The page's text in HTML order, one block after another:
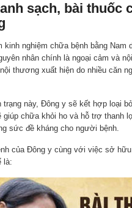
sạch, bài
kinh nghiệm chữa bệnh bằng
nhân chính là ngoại cảm và
thương xuất hiện do nhiều căn
này, Đông y sẽ kết hợp loại
giúp chữa khỏi ho và hỗ trợ thanh
sức đề kháng cho người bệnh.
của Đông y cùng với việc sở
là: